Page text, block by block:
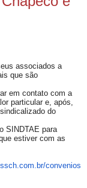
associados a
que são
em contato com a
particular e, após,
do
SINDTAE para
estiver com as
convenios